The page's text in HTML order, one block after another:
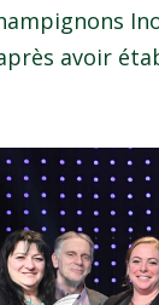
avoir